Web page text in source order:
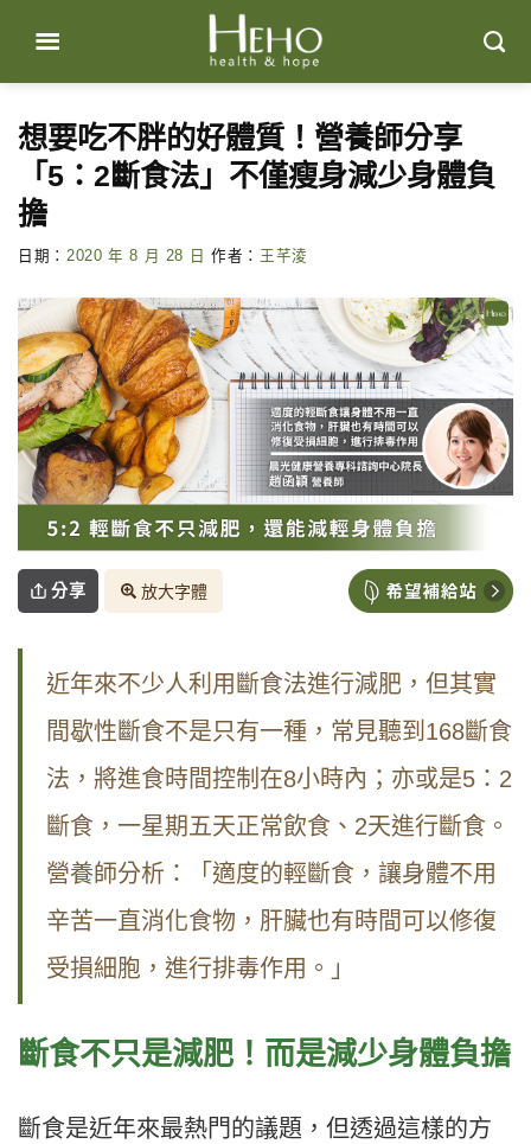
content
想要吃不胖的好體質！營養師分享
「5：2斷食法」不僅瘦身減少身體負
擔
日期： 2020 年 8 月 28 日 作者： 王芊淩
分享 放大字體
近年來不少人利用斷食法進行減肥，但其實
間歇性斷食不是只有一種，常見聽到 168斷食
法，將進食時間控制在8小時內；亦或是5 ： 2
斷食，一星期五天正常飲食、 2天進行斷食。
營養師分析：「適度的輕斷食，讓身體不用
辛苦一直消化食物，肝臟也有時間可以修復
受損細胞，進行排毒作用。」
斷食不只是減肥！而是減少身體負擔
斷食是近年來最熱門的議題，但透過這樣的方